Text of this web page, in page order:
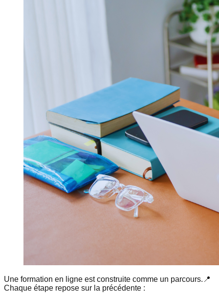
Une formation en ligne est construite comme un parcours.📍
Chaque étape repose sur la précédente :